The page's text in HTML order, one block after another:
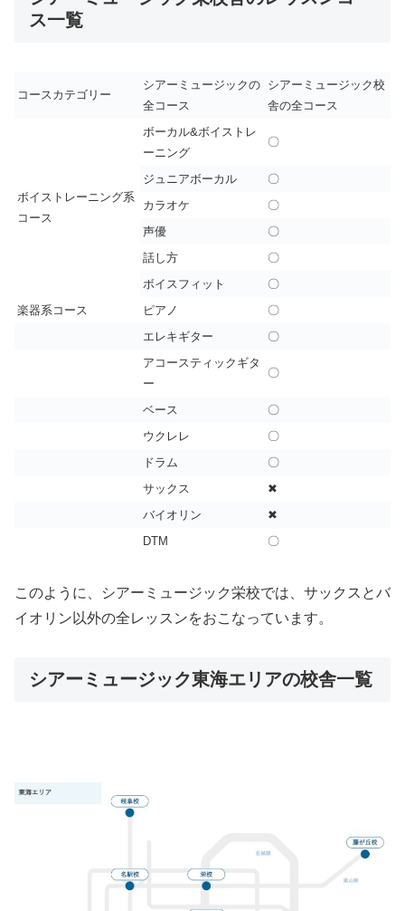
ス一覧
コースカテゴリー
シアーミュージックの
全コース
シアーミュージック校
舎の全コース
ボイストレーニング系
コース
ボーカル&ボイストレ
ーニング
〇
ジュニアボーカル
〇
カラオケ
〇
声優
〇
話し方
〇
ボイスフィット
〇
楽器系コース
ピアノ
〇
エレキギター
〇
アコースティックギタ
ー
〇
ベース
〇
ウクレレ
〇
ドラム
〇
サックス
✖
バイオリン
✖
DTM
〇
このように、シアーミュージック栄校では、サックスとバ
イオリン以外の全レッスンをおこなっています。
シアーミュージック東海エリアの校舎一覧